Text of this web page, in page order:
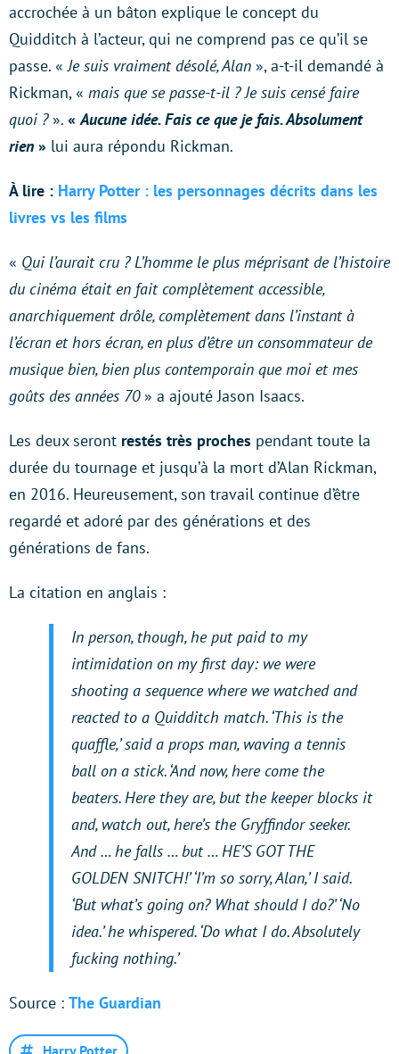
accrochée à un bâton explique le concept du
Quidditch à l’acteur, qui ne comprend pas ce qu’il se
passe. «Je suis vraiment désolé, Alan », a-t-il demandé à
Rickman, « mais que se passe-t-il ? Je suis censé faire
quoi ?». «Aucune idée. Fais ce que je fais. Absolument
rien » lui aura répondu Rickman.
À lire : Harry Potter : les personnages décrits dans les
livres vs les films
« Qui l’aurait cru ? L’homme le plus méprisant de l’histoire
du cinéma était en fait complètement accessible,
anarchiquement drôle, complètement dans l’instant à
l’écran et hors écran, en plus d’être un consommateur de
musique bien, bien plus contemporain que moi et mes
goûts des années 70» a ajouté Jason Isaacs.
Les deux seront restés très proches pendant toute la
durée du tournage et jusqu’à la mort d’Alan Rickman,
en 2016. Heureusement, son travail continue d’être
regardé et adoré par des générations et des
générations de fans.
La citation en anglais :
In person, though, he put paid to my
intimidation on my first day: we were
shooting a sequence where we watched and
reacted to a Quidditch match. ‘This is the
quaffle,’ said a props man, waving a tennis
ball on a stick. ‘And now, here come the
beaters. Here they are, but the keeper blocks it
and, watch out, here’s the Gryffindor seeker.
And … he falls … but … HE’S GOT THE
GOLDEN SNITCH!’ ‘I’m so sorry, Alan,’ I said.
‘But what’s going on? What should I do?’ ‘No
idea.’ he whispered. ‘Do what I do. Absolutely
fucking nothing.’
Source : The Guardian
Harry Potter